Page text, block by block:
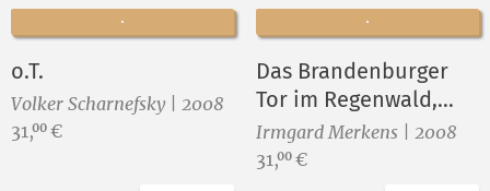
o.T.
Volker Scharnefsky | 2008
Preis:
31,00 €
Das Brandenburger
Tor im Regenwald,
Blatt 3
Irmgard Merkens | 2008
Preis:
31,00 €